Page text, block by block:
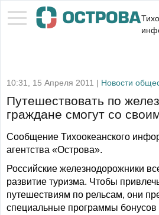
10:31, 15 Апреля 2011 | Новости
Путешествовать по
граждане смогут со
Сообщение Тихоокеанского
агентства «Острова».
Российские железнодорожники
развитие туризма. Чтобы
путешествиям по рельсам, они
специальные программы бонусов